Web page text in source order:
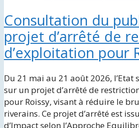
Consultation du
projet d’arrêté de
d’exploitation pour
Du 21 mai au 21 août 2026, l’Etat
sur un projet d’arrêté de
pour Roissy, visant à réduire le
riverains. Ce projet d’arrêté est
d’Impact selon l’Approche